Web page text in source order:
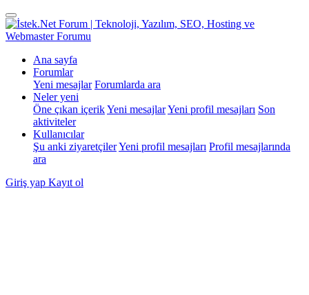
Ana sayfa
Forumlar
Yeni mesajlar Forumlarda ara
Neler yeni
Öne çıkan içerikYeni mesajlarYeni profil mesajları Son
aktiviteler
Kullanıcılar
Şu anki ziyaretçilerYeni profil mesajları Profil mesajlarında
ara
Giriş yap Kayıt ol